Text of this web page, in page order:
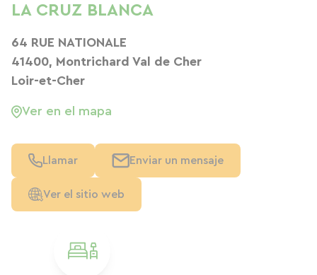
LA CRUZ BLANCA
64 RUE NATIONALE
41400, Montrichard Val de Cher
Loir-et-Cher
Ver en el mapa
Llamar Enviar un mensaje
Ver el sitio web